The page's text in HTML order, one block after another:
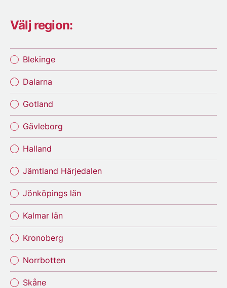
Välj region:
Blekinge
Dalarna
Gotland
Gävleborg
Halland
Jämtland Härjedalen
Jönköpings län
Kalmar län
Kronoberg
Norrbotten
Skåne